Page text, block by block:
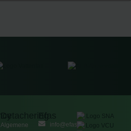
Detachering
Algemene
Efas
info@efas.nl